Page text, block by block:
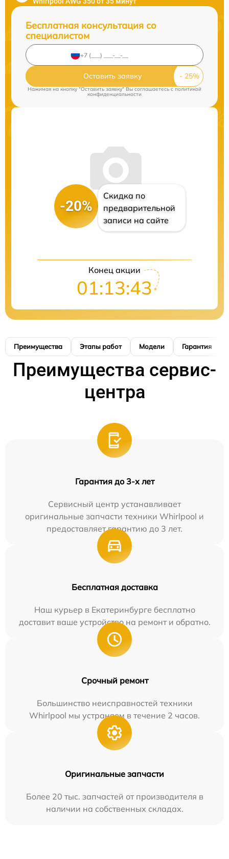
Бесплатная консультация со
специалистом
Оставить заявку
Нажимая на кнопку "Оставить заявку" Вы соглашаетесь c политикой
конфиденциальности
-20%
Скидка по
предварительной
записи на сайте
Конец акции
01:13:42
Преимущества Этапы работ Модели Гарантия
Преимущества сервис-
центра
Гарантия до 3-х лет
Сервисный центр устанавливает
оригинальные запчасти техники Whirlpool и
предоставляет гарантию до 3 лет.
Бесплатная доставка
Наш курьер в Екатеринбурге бесплатно
доставит ваше устройство на ремонт и обратно.
Срочный ремонт
Большинство неисправностей техники
Whirlpool мы устраняем в течение 2 часов.
Оригинальные запчасти
Более 20 тыс. запчастей от производителя в
наличии на собственных складах.